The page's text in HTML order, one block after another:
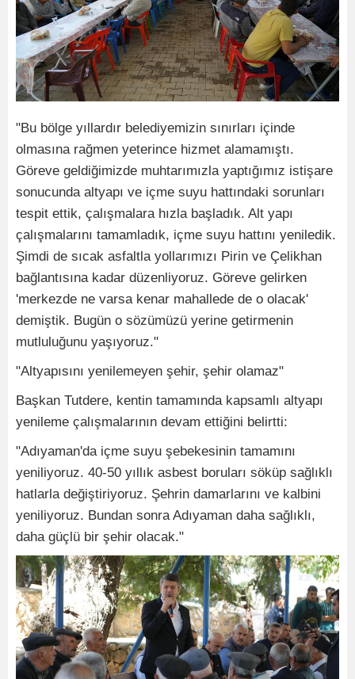
"Bu bölge yıllardır belediyemizin sınırları içinde
olmasına rağmen yeterince hizmet alamamıştı.
Göreve geldiğimizde muhtarımızla yaptığımız istişare
sonucunda altyapı ve içme suyu hattındaki sorunları
tespit ettik, çalışmalara hızla başladık. Alt yapı
çalışmalarını tamamladık, içme suyu hattını yeniledik.
Şimdi de sıcak asfaltla yollarımızı Pirin ve Çelikhan
bağlantısına kadar düzenliyoruz. Göreve gelirken
'merkezde ne varsa kenar mahallede de o olacak'
demiştik. Bugün o sözümüzü yerine getirmenin
mutluluğunu yaşıyoruz."
"Altyapısını yenilemeyen şehir, şehir olamaz"
Başkan Tutdere, kentin tamamında kapsamlı altyapı
yenileme çalışmalarının devam ettiğini belirtti:
"Adıyaman'da içme suyu şebekesinin tamamını
yeniliyoruz. 40-50 yıllık asbest boruları söküp sağlıklı
hatlarla değiştiriyoruz. Şehrin damarlarını ve kalbini
yeniliyoruz. Bundan sonra Adıyaman daha sağlıklı,
daha güçlü bir şehir olacak."